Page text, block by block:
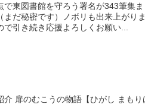
東図書館を守ろう署名が343筆集ま
だ秘密です）ノボリも出来上がり
引き続き応援よろしくお願い...
扉のむこうの物語【ひがし まもり